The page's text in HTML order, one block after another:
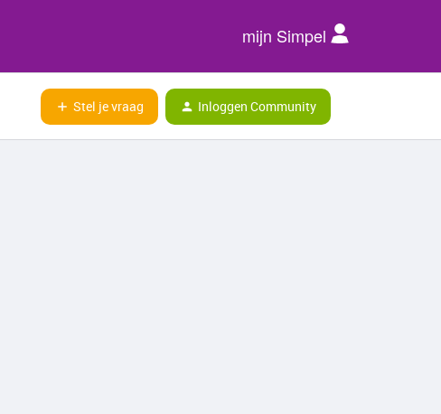
mijn Simpel
Stel je vraag Inloggen Community